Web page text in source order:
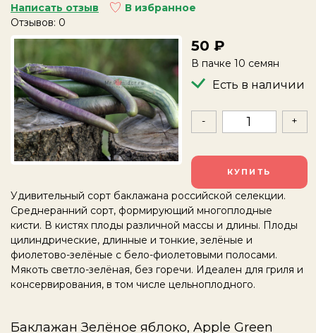
Отзывов: 0
Написать отзыв В избранное
50
В пачке 10 семян
Есть в наличии
- +
КУПИТЬ
Удивительный сорт баклажана российской селекции.
Среднеранний сорт, формирующий многоплодные
кисти. В кистях плоды различной массы и длины. Плоды
цилиндрические, длинные и тонкие, зелёные и
фиолетово-зелёные с бело-фиолетовыми полосами.
Мякоть светло-зелёная, без горечи. Идеален для гриля и
консервирования, в том числе цельноплодного.
Баклажан Зелёное яблоко, Apple Green